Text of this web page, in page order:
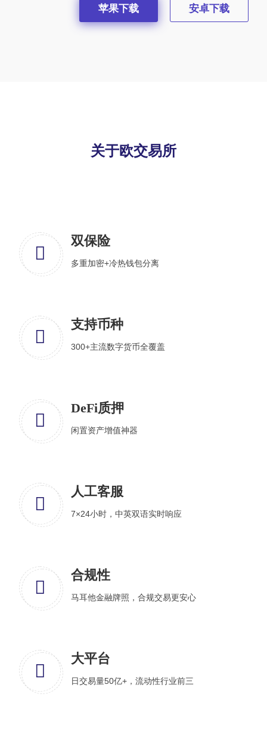
苹果下载 安卓下载
关于欧交易所
双保险
多重加密+冷热钱包分离
支持币种
300+主流数字货币全覆盖
DeFi质押
闲置资产增值神器
人工客服
7×24小时，中英双语实时响应
合规性
马耳他金融牌照，合规交易更安心
大平台
日交易量50亿+，流动性行业前三